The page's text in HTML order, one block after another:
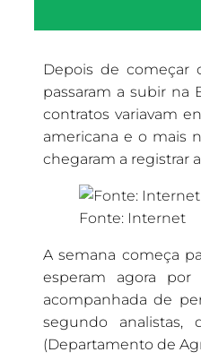
Depois de começar
passaram a subir na
contratos variavam
americana e o mais
chegaram a registrar
Fonte: Internet
A semana começa
esperam agora
acompanhada de
segundo
(Departamento de